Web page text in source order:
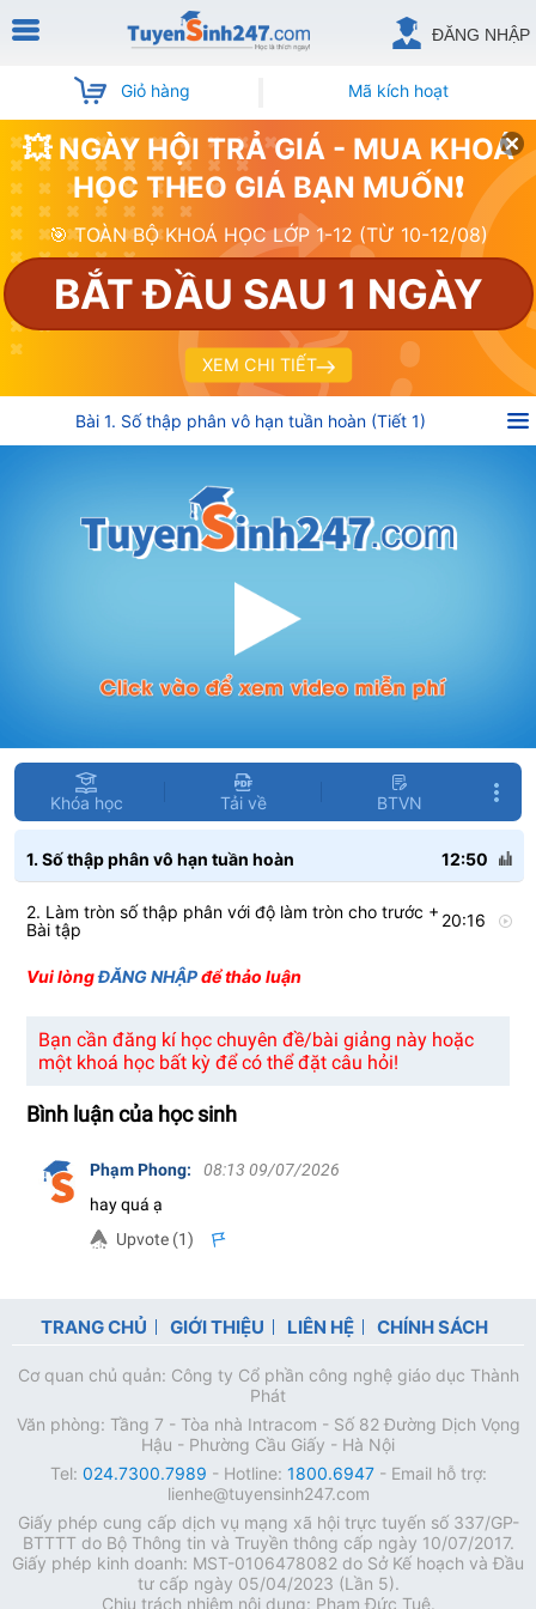
ĐĂNG NHẬP
Giỏ hàng Mã kích hoạt
💥 NGÀY HỘI TRẢ GIÁ - MUA KHOÁ
HỌC THEO GIÁ BẠN MUỐN❗
🎯 TOÀN BỘ KHOÁ HỌC LỚP 1-12 (TỪ 10-12/08)
BẮT ĐẦU SAU 1 NGÀY
XEM CHI TIẾT
Bài 1. Số thập phân vô hạn tuần hoàn (Tiết 1)
Khóa học Tải về BTVN
1. Số thập phân vô hạn tuần hoàn 12:50
2. Làm tròn số thập phân với độ làm tròn cho trước +
Bài tập
20:16
Vui lòngĐĂNG NHẬPđể thảo luận
Bạn cần đăng kí học chuyên đề/bài giảng này hoặc
một khoá học bất kỳ để có thể đặt câu hỏi!
Bình luận của học sinh
Phạm Phong:
08:13 09/07/2026
hay quá ạ
Upvote (1)
TRANG CHỦ GIỚI THIỆU LIÊN HỆ CHÍNH SÁCH
Cơ quan chủ quản: Công ty Cổ phần công nghệ giáo dục Thành
Phát
Văn phòng: Tầng 7 - Tòa nhà Intracom - Số 82 Đường Dịch Vọng
Hậu - Phường Cầu Giấy - Hà Nội
Tel: 024.7300.7989 - Hotline: 1800.6947- Email hỗ trợ:
lienhe@tuyensinh247.com
Giấy phép cung cấp dịch vụ mạng xã hội trực tuyến số 337/GP-
BTTTT do Bộ Thông tin và Truyền thông cấp ngày 10/07/2017.
Giấy phép kinh doanh: MST-0106478082 do Sở Kế hoạch và Đầu
tư cấp ngày 05/04/2023 (Lần 5).
Chịu trách nhiệm nội dung: Phạm Đức Tuệ.